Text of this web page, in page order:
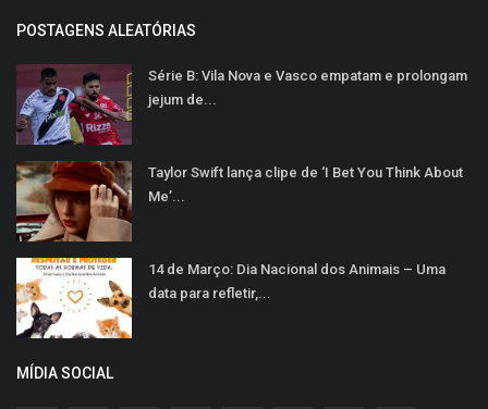
POSTAGENS ALEATÓRIAS
Série B: Vila Nova e Vasco empatam e prolongam
jejum de...
Taylor Swift lança clipe de ‘I Bet You Think About
Me’...
14 de Março: Dia Nacional dos Animais – Uma
data para refletir,...
MÍDIA SOCIAL